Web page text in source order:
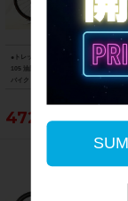
●トレック TREK マドン MADONE SL6
105 油圧DISC 2021年 カーボンロード
バイク 52サイズ リチウムグレー/トレ
472,153円